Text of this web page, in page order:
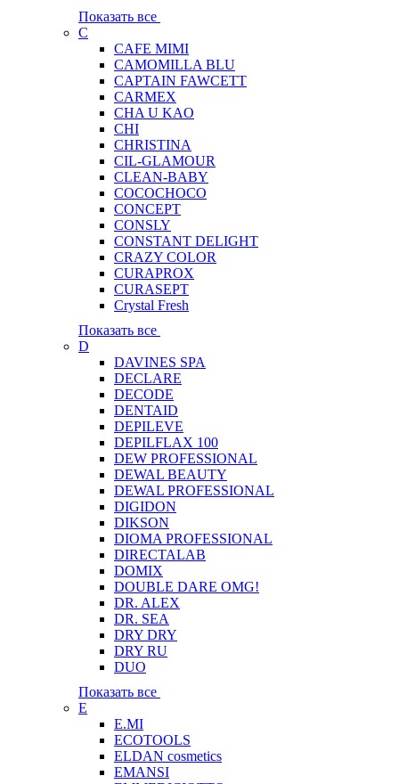
Показать все
C
CAFE MIMI
CAMOMILLA BLU
CAPTAIN FAWCETT
CARMEX
CHA U KAO
CHI
CHRISTINA
CIL-GLAMOUR
CLEAN-BABY
COCOCHOCO
CONCEPT
CONSLY
CONSTANT DELIGHT
CRAZY COLOR
CURAPROX
CURASEPT
Crystal Fresh
Показать все
D
DAVINES SPA
DECLARE
DECODE
DENTAID
DEPILEVE
DEPILFLAX 100
DEW PROFESSIONAL
DEWAL BEAUTY
DEWAL PROFESSIONAL
DIGIDON
DIKSON
DIOMA PROFESSIONAL
DIRECTALAB
DOMIX
DOUBLE DARE OMG!
DR. ALEX
DR. SEA
DRY DRY
DRY RU
DUO
Показать все
E
E.MI
ECOTOOLS
ELDAN cosmetics
EMANSI